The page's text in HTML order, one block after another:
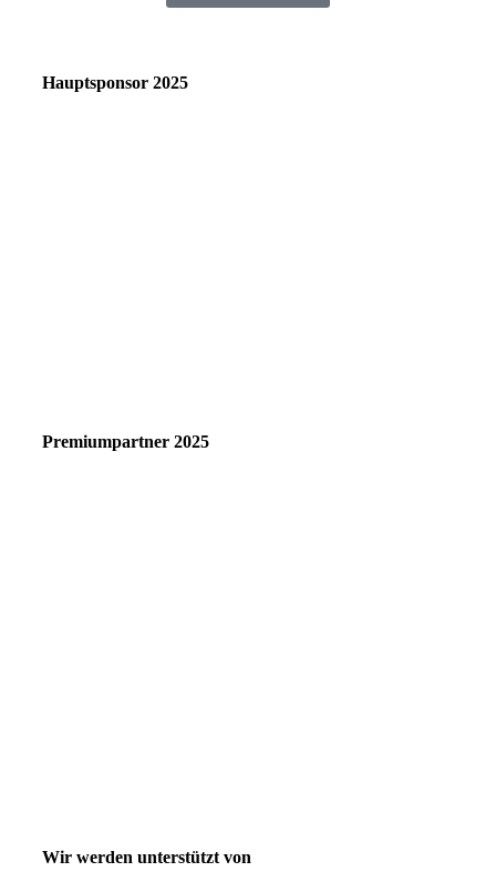
Hauptsponsor 2025
Premiumpartner 2025
Wir werden unterstützt von